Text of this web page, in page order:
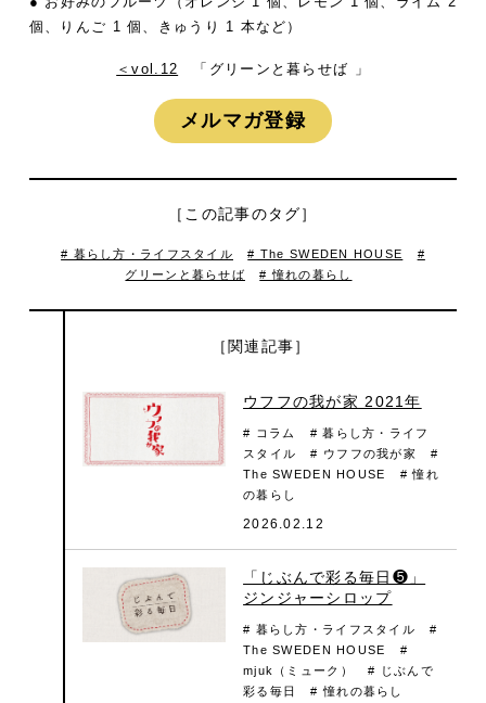
個、りんご 1 個、きゅうり 1 本など）
＜vol.12 「グリーンと暮らせば 」
メルマガ登録
［この記事のタグ］
# 暮らし方・ライフスタイル # The SWEDEN HOUSE
#
グリーンと暮らせば
# 憧れの暮らし
［関連記事］
ウフフの我が家 2021年
# コラム
# 暮らし方・ライフ
スタイル
# ウフフの我が家
#
The SWEDEN HOUSE
# 憧れ
の暮らし
2026.02.12
「じぶんで彩る毎日❺」
ジンジャーシロップ
# 暮らし方・ライフスタイル
#
The SWEDEN HOUSE
#
mjuk（ミューク）
# じぶんで
彩る毎日
# 憧れの暮らし